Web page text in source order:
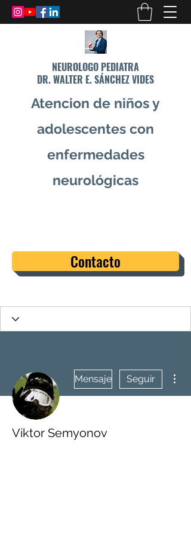
NEUROLOGO PEDIATRA
DR. WALTER E. SÁNCHEZ VIDES
Atencion de niños y
adolescentes con
enfermedades
neurológicas
Contacto
Mensaje Seguir
Viktor Semyonov